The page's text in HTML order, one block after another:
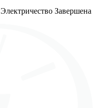
Электричество Завершена